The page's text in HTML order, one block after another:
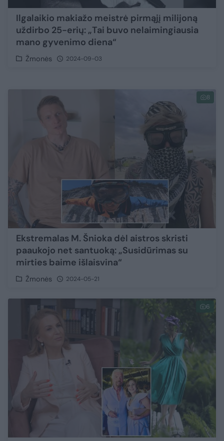
Ilgalaikio makiažo meistrė pirmąjį milijoną
uždirbo 25-erių: „Tai buvo nelaimingiausia
mano gyvenimo diena“
Žmonės 2024-09-03
8
Ekstremalas M. Šnioka dėl aistros skristi
paaukojo net santuoką: „Susidūrimas su
mirties baime išlaisvina“
Žmonės 2024-05-21
6